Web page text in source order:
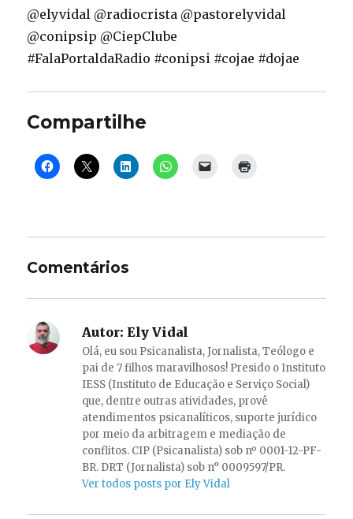
@elyvidal @radiocrista @pastorelyvidal
@conipsip @CiepClube
#FalaPortaldaRadio #conipsi #cojae #dojae
Compartilhe
Comentários
Autor: Ely Vidal
Olá, eu sou Psicanalista, Jornalista, Teólogo e
pai de 7 filhos maravilhosos! Presido o Instituto
IESS (Instituto de Educação e Serviço Social)
que, dentre outras atividades, provê
atendimentos psicanalíticos, suporte jurídico
por meio da arbitragem e mediação de
conflitos. CIP (Psicanalista) sob nº 0001-12-PF-
BR. DRT (Jornalista) sob n° 0009597/PR.
Ver todos posts por Ely Vidal